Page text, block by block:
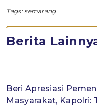
Tags:semarang
Berita
Beri Apresiasi
Masyarakat, Kapolri: